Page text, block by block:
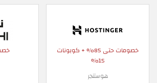
خصومات حتى 85% + كوبونات
15%
هوستنجر
خصم